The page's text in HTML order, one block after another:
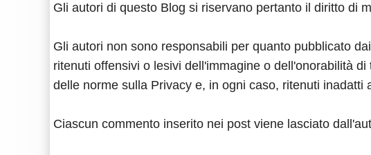
Gli autori di questo Blog si riservano pertanto il diritto di
Gli autori non sono responsabili per quanto pubblicato
ritenuti offensivi o lesivi dell'immagine o dell'onorabilità
delle norme sulla Privacy e, in ogni caso, ritenuti
Ciascun commento inserito nei post viene lasciato